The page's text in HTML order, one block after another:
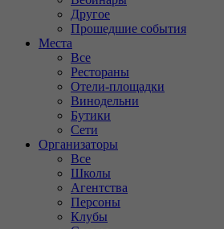
Другое
Прошедшие события
Места
Все
Рестораны
Отели-площадки
Винодельни
Бутики
Сети
Организаторы
Все
Школы
Агентства
Персоны
Клубы